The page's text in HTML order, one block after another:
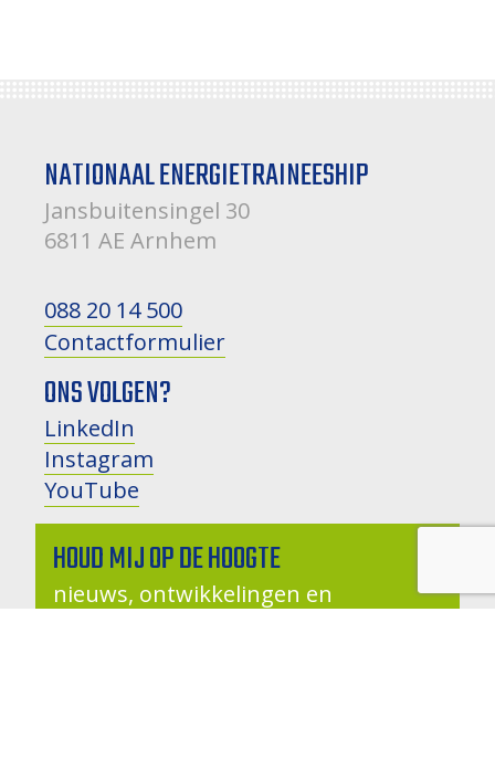
NATIONAAL ENERGIETRAINEESHIP
Jansbuitensingel 30
6811 AE Arnhem
088 20 14 500
Contactformulier
ONS VOLGEN?
LinkedIn
Instagram
YouTube
HOUD MIJ OP DE HOOGTE
nieuws, ontwikkelingen en